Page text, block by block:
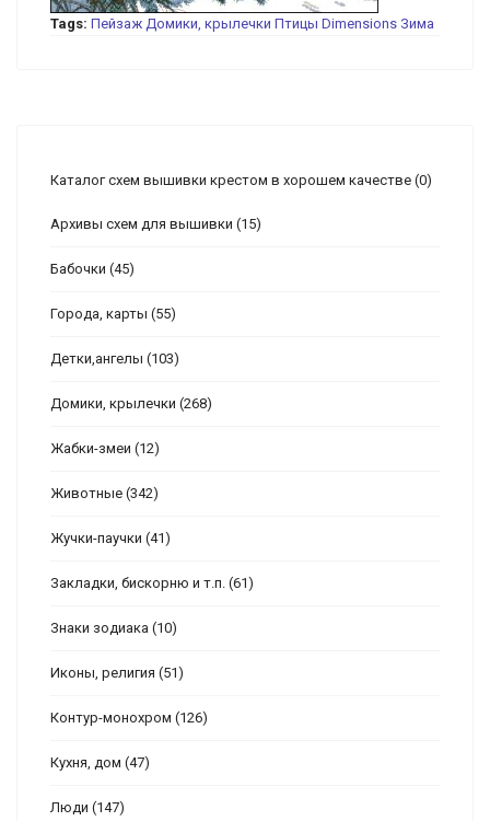
Tags: Пейзаж Домики, крылечки Птицы Dimensions Зима
Каталог схем вышивки крестом в хорошем качестве (0)
Архивы схем для вышивки (15)
Бабочки (45)
Города, карты (55)
Детки,ангелы (103)
Домики, крылечки (268)
Жабки-змеи (12)
Животные (342)
Жучки-паучки (41)
Закладки, бискорню и т.п. (61)
Знаки зодиака (10)
Иконы, религия (51)
Контур-монохром (126)
Кухня, дом (47)
Люди (147)